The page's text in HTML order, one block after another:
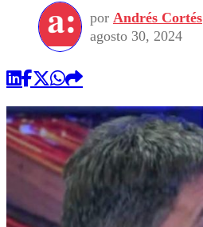
por Andrés Cortés
agosto 30, 2024